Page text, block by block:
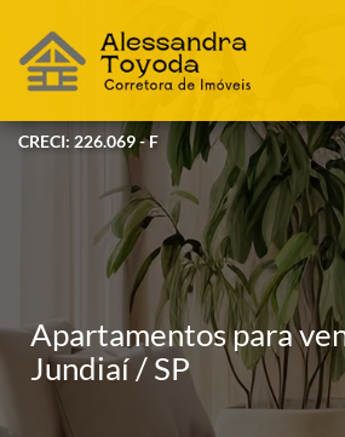
CRECI: 226.069 - F
Apartamentos para
Jundiaí / SP